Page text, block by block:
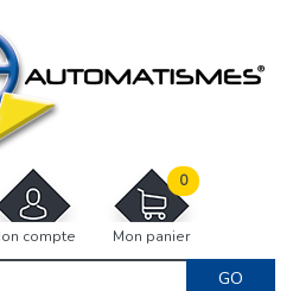
compte Mon panier
0
GO